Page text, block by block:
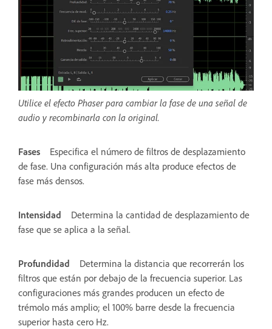
Utilice el efecto Phaser para cambiar la fase de una señal de
audio y recombinarla con la original.
Fases
Especifica el número de filtros de desplazamiento
de fase. Una configuración más alta produce efectos de
fase más densos.
Intensidad
Determina la cantidad de desplazamiento de
fase que se aplica a la señal.
Profundidad
Determina la distancia que recorrerán los
filtros que están por debajo de la frecuencia superior. Las
configuraciones más grandes producen un efecto de
trémolo más amplio; el 100% barre desde la frecuencia
superior hasta cero Hz.